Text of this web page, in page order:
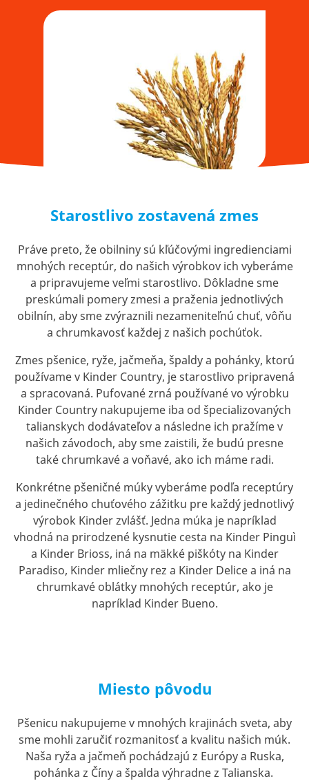
Starostlivo zostavená zmes
Práve preto, že obilniny sú kľúčovými ingredienciami
mnohých receptúr, do našich výrobkov ich vyberáme
a pripravujeme veľmi starostlivo. Dôkladne sme
preskúmali pomery zmesi a praženia jednotlivých
obilnín, aby sme zvýraznili nezameniteľnú chuť, vôňu
a chrumkavosť každej z našich pochúťok.
Zmes pšenice, ryže, jačmeňa, špaldy a pohánky, ktorú
používame v Kinder Country, je starostlivo pripravená
a spracovaná. Pufované zrná používané vo výrobku
Kinder Country nakupujeme iba od špecializovaných
talianskych dodávateľov a následne ich pražíme v
našich závodoch, aby sme zaistili, že budú presne
také chrumkavé a voňavé, ako ich máme radi.
Konkrétne pšeničné múky vyberáme podľa receptúry
a jedinečného chuťového zážitku pre každý jednotlivý
výrobok Kinder zvlášť. Jedna múka je napríklad
vhodná na prirodzené kysnutie cesta na Kinder Pinguì
a Kinder Brioss, iná na mäkké piškóty na Kinder
Paradiso, Kinder mliečny rez a Kinder Delice a iná na
chrumkavé oblátky mnohých receptúr, ako je
napríklad Kinder Bueno.
Miesto pôvodu
Pšenicu nakupujeme v mnohých krajinách sveta, aby
sme mohli zaručiť rozmanitosť a kvalitu našich múk.
Naša ryža a jačmeň pochádzajú z Európy a Ruska,
pohánka z Číny a špalda výhradne z Talianska.